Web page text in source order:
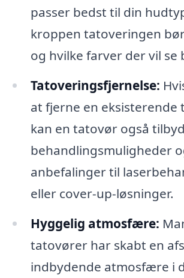
passer bedst til din
kroppen tatoveringen
og hvilke farver der vil se
Tatoveringsfjernelse:
at fjerne en eksisterende
kan en tatovør også
behandlingsmuligheder
anbefalinger til
eller cover-up-løsninger.
Hyggelig atmosfære:
tatovører har skabt en
indbydende atmosfære i